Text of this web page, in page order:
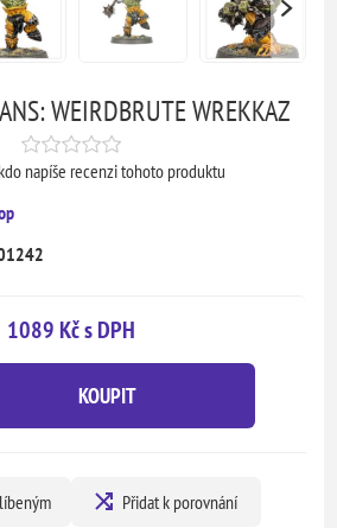
WEIRDBRUTE WREKKAZ
napíše recenzi tohoto produktu
1089 Kč s DPH
KOUPIT
Přidat k porovnání